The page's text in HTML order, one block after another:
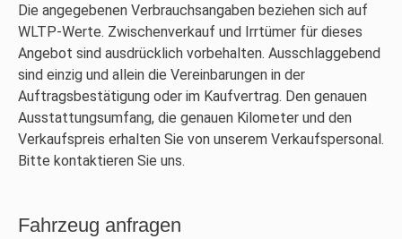
Die angegebenen Verbrauchsangaben beziehen sich auf
WLTP-Werte. Zwischenverkauf und Irrtümer für dieses
Angebot sind ausdrücklich vorbehalten. Ausschlaggebend
sind einzig und allein die Vereinbarungen in der
Auftragsbestätigung oder im Kaufvertrag. Den genauen
Ausstattungsumfang, die genauen Kilometer und den
Verkaufspreis erhalten Sie von unserem Verkaufspersonal.
Bitte kontaktieren Sie uns.
Fahrzeug anfragen